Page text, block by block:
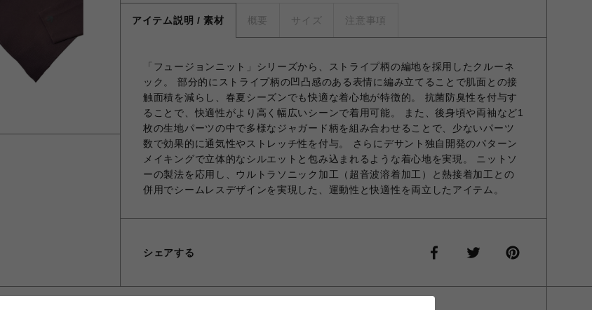
アイテム説明 / 素材 概要 サイズ 注意事項
「フュージョンニット」シリーズから、ストライプ柄の編地を採用したクルーネ
ック。 部分的にストライプ柄の凹凸感のある表情に編み立てることで肌面との接
触面積を減らし、春夏シーズンでも快適な着心地が特徴的。 抗菌防臭性を付与す
ることで、快適性がより高く幅広いシーンで着用可能。 また、後身頃や両袖など1
枚の生地パーツの中で多様なジャガード柄を組み合わせることで、少ないパーツ
数で効果的に通気性やストレッチ性を付与。 さらにデサント独自開発のパターン
メイキングで立体的なシルエットと包み込まれるような着心地を実現。 ニットソ
ーの製法を応用し、ウルトラソニック加工（超音波溶着加工）と熱接着加工との
併用でシームレスデザインを実現した、運動性と快適性を両立したアイテム。
シェアする